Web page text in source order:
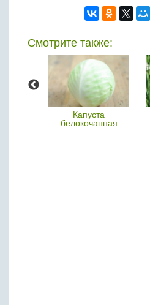
Смотрите также:
Капуста
белокочанная